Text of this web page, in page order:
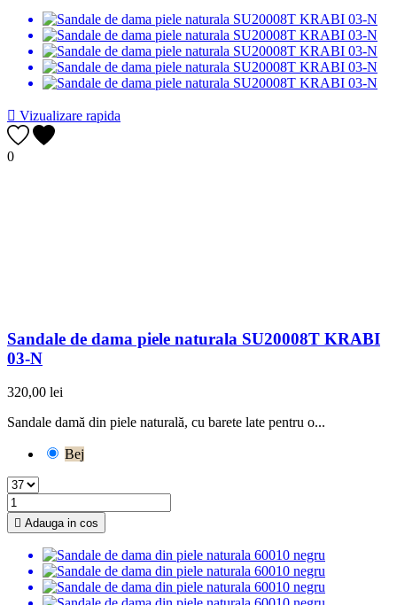
 Vizualizare rapida
0
Sandale de dama piele naturala SU20008T KRABI
03-N
320,00 lei
Sandale damă din piele naturală, cu barete late pentru o...
Bej
 Adauga in cos